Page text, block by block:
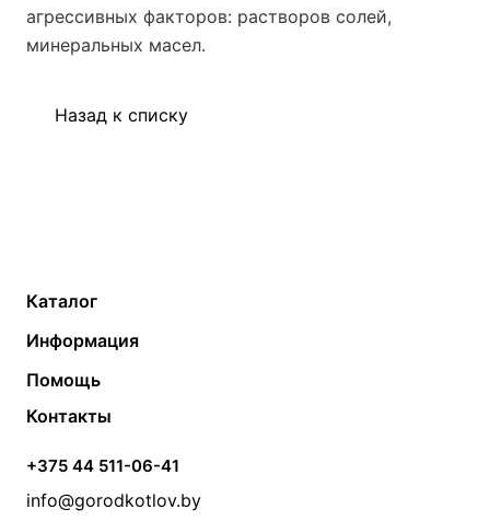
агрессивных факторов: растворов солей,
минеральных масел.
Назад к списку
Каталог
Твердотопливные котлы
Электрические котлы
Банные печи
Камины и печи
Теплый пол
Радиаторы
Насосы
Дымоходы
Информация
Контакты
Статьи
Акции
Производители
Помощь
Монтаж систем отопления
Прайс по монтажу систем отопления
Контакты
+375 44 511-06-41
info@gorodkotlov.by